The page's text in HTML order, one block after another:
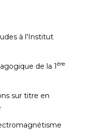
à l'Institut
de la 1ère
sur titre en